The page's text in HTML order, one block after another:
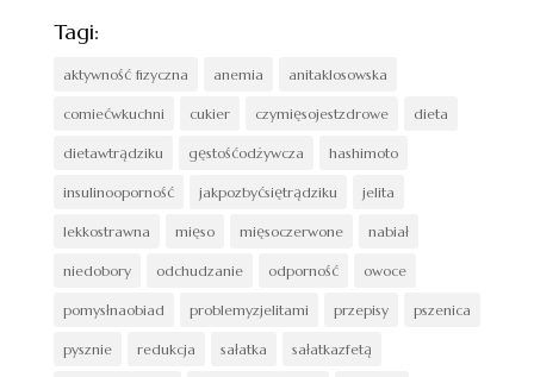
Tagi:
aktywność fizyczna anemia anitaklosowska
comiećwkuchni cukier czymięsojestzdrowe dieta
dietawtrądziku gęstośćodżywcza hashimoto
insulinooporność jakpozbyćsiętrądziku jelita
lekkostrawna mięso mięsoczerwone nabiał
niedobory odchudzanie odporność owoce
pomysłnaobiad problemyzjelitami przepisy pszenica
pysznie redukcja sałatka sałatkazfetą